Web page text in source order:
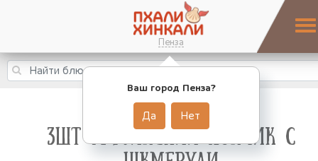
Пенза
Ваш город Пенза?
Да Нет
3ШТ ГРУЗИНСКИЙ ПОНЧИК С